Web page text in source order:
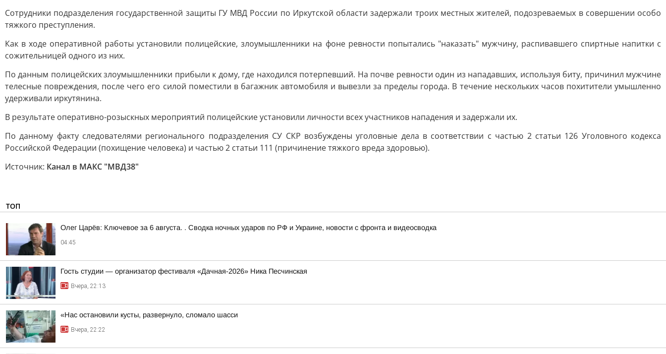
Сотрудники подразделения государственной защиты ГУ МВД России по Иркутской области задержали троих местных жителей, подозреваемых в совершении особо
тяжкого преступления.
Как в ходе оперативной работы установили полицейские, злоумышленники на фоне ревности попытались "наказать" мужчину, распивавшего спиртные напитки с
сожительницей одного из них.
По данным полицейских злоумышленники прибыли к дому, где находился потерпевший. На почве ревности один из нападавших, используя биту, причинил мужчине
телесные повреждения, после чего его силой поместили в багажник автомобиля и вывезли за пределы города. В течение нескольких часов похитители умышленно
удерживали иркутянина.
В результате оперативно-розыскных мероприятий полицейские установили личности всех участников нападения и задержали их.
По данному факту следователями регионального подразделения СУ СКР возбуждены уголовные дела в соответствии с частью 2 статьи 126 Уголовного кодекса
Российской Федерации (похищение человека) и частью 2 статьи 111 (причинение тяжкого вреда здоровью).
Источник: Канал в МАКС "МВД38"
ТОП
Олег Царёв: Ключевое за 6 августа. . Сводка ночных ударов по РФ и Украине, новости с фронта и видеосводка
04:45
Гость студии — организатор фестиваля «Дачная-2026» Ника Песчинская
Вчера, 22:13
«Нас остановили кусты, развернуло, сломало шасси
Вчера, 22:22